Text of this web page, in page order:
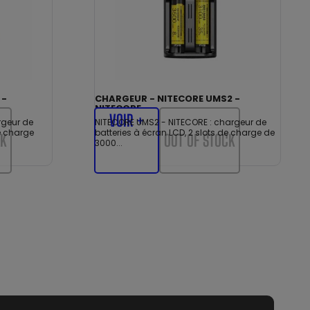
-
de
charge
CHARGEUR - NITECORE UMS2 -
NITECORE
NITECORE UMS2 - NITECORE : chargeur de
batteries à écran LCD, 2 slots de charge de
3000...
VOIR +
OUT OF STOCK